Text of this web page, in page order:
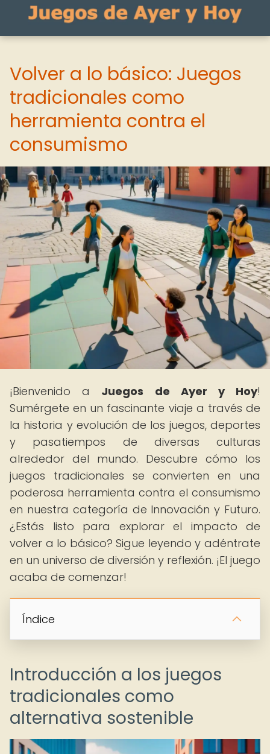
Volver a lo básico: Juegos
tradicionales como
herramienta contra el
consumismo
¡Bienvenido a Juegos de Ayer y Hoy!
Sumérgete en un fascinante viaje a través de
la historia y evolución de los juegos, deportes
y pasatiempos de diversas culturas
alrededor del mundo. Descubre cómo los
juegos tradicionales se convierten en una
poderosa herramienta contra el consumismo
en nuestra categoría de Innovación y Futuro.
¿Estás listo para explorar el impacto de
volver a lo básico? Sigue leyendo y adéntrate
en un universo de diversión y reflexión. ¡El juego
acaba de comenzar!
Índice
Introducción a los juegos
tradicionales como
alternativa sostenible